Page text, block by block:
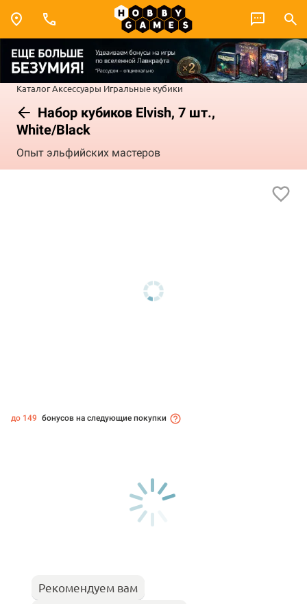
КаталогАксессуары Игральные кубики
Набор кубиков Elvish, 7 шт.,
White/Black
Опыт эльфийских мастеров
до 149 бонусов на следующие покупки
Рекомендуем вам